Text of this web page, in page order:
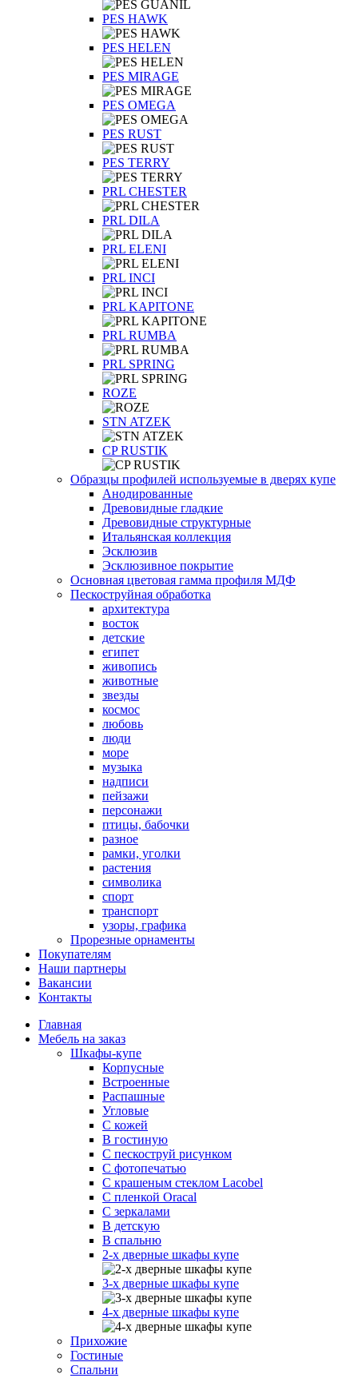
PES HAWK
PES HELEN
PES MIRAGE
PES OMEGA
PES RUST
PES TERRY
PRL CHESTER
PRL DILA
PRL ELENI
PRL INCI
PRL KAPITONE
PRL RUMBA
PRL SPRING
ROZE
STN ATZEK
СP RUSTIK
Образцы профилей используемые в дверях купе
Анодированные
Древовидные гладкие
Древовидные структурные
Итальянская коллекция
Эсклюзив
Эсклюзивное покрытие
Основная цветовая гамма профиля МДФ
Пескоструйная обработка
архитектура
восток
детские
египет
живопись
животные
звезды
космос
любовь
люди
море
музыка
надписи
пейзажи
персонажи
птицы, бабочки
разное
рамки, уголки
растения
символика
спорт
транспорт
узоры, графика
Прорезные орнаменты
Покупателям
Наши партнеры
Вакансии
Контакты
Главная
Мебель на заказ
Шкафы-купе
Корпусные
Встроенные
Распашные
Угловые
С кожей
В гостиную
С пескоструй рисунком
С фотопечатью
С крашеным стеклом Lacobel
С пленкой Oracal
С зеркалами
В детскую
В спальню
2-х дверные шкафы купе
3-х дверные шкафы купе
4-х дверные шкафы купе
Прихожие
Гостиные
Спальни